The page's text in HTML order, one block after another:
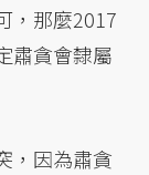
，那麼2017
肅貪會隸屬
，因為肅貪